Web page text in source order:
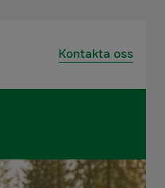
Kontakta oss